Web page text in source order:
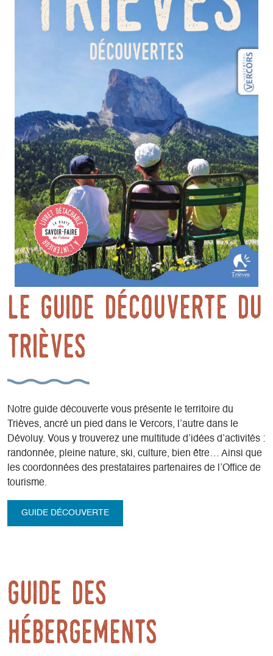
le guide découverte du
Trièves
Notre guide découverte vous présente le territoire du
Trièves, ancré un pied dans le Vercors, l’autre dans le
Dévoluy. Vous y trouverez une multitude d’idées d’activités :
randonnée, pleine nature, ski, culture, bien être… Ainsi que
les coordonnées des prestataires partenaires de l’Office de
tourisme.
GUIDE DÉCOUVERTE
guide des
hébergements